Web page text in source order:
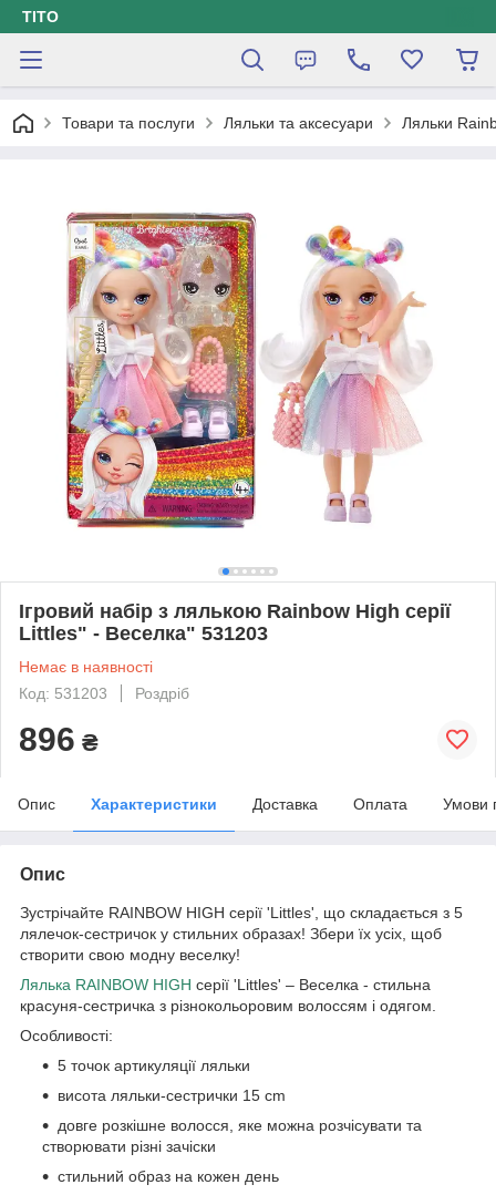
ТІТО
Товари та послуги Ляльки та аксесуари Ляльки
Ігровий набір з лялькою Rainbow High серії
Littles" - Веселка" 531203
Немає в наявності
Код: 531203
Роздріб
896 ₴
Опис Характеристики Доставка Оплата Умови
Опис
Зустрічайте RAINBOW HIGH серії 'Littles', що складається з 5
лялечок-сестричок у стильних образах! Збери їх усіх, щоб
створити свою модну веселку!
Лялька RAINBOW HIGH серії 'Littles' – Веселка - стильна
красуня-сестричка з різнокольоровим волоссям і одягом.
Особливості:
5 точок артикуляції ляльки
висота ляльки-сестрички 15 cm
довге розкішне волосся, яке можна розчісувати та
створювати різні зачіски
стильний образ на кожен день